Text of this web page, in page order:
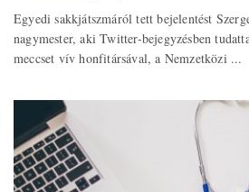
Egyedi sakkjátszmáról tett bejelentést
nagymester, aki Twitter-bejegyzésben
meccset vív honfitársával, a Nemzetközi ...